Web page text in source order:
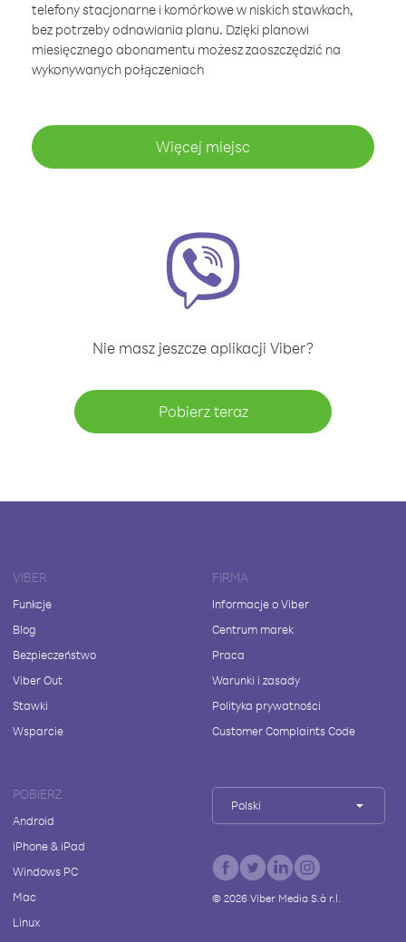
telefony stacjonarne i komórkowe w niskich stawkach,
bez potrzeby odnawiania planu. Dzięki planowi
miesięcznego abonamentu możesz zaoszczędzić na
wykonywanych połączeniach
Więcej miejsc
Nie masz jeszcze aplikacji Viber?
Pobierz teraz
VIBER
Funkcje
Blog
Bezpieczeństwo
Viber Out
Stawki
Wsparcie
FIRMA
Informacje o Viber
Centrum marek
Praca
Warunki i zasady
Polityka prywatności
Customer Complaints Code
POBIERZ
Android
iPhone & iPad
Windows PC
Mac
Linux
Polski
© 2026Viber Media S.à r.l.